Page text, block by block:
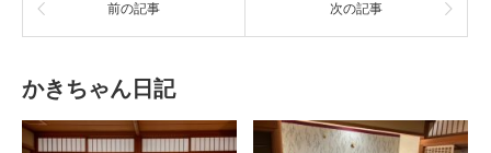
前の記事 次の記事
かきちゃん日記